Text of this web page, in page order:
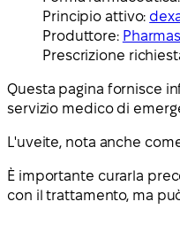
Principio attivo:
Produttore:
Prescrizione
Questa pagina fornisce
servizio medico di
L'uveite, nota anche
È importante curarla
con il trattamento, ma